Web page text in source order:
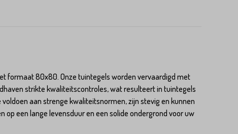
formaat 80x80. Onze tuintegels worden vervaardigd met
strikte kwaliteitscontroles, wat resulteert in tuintegels
aan strenge kwaliteitsnormen, zijn stevig en kunnen
een lange levensduur en een solide ondergrond voor uw